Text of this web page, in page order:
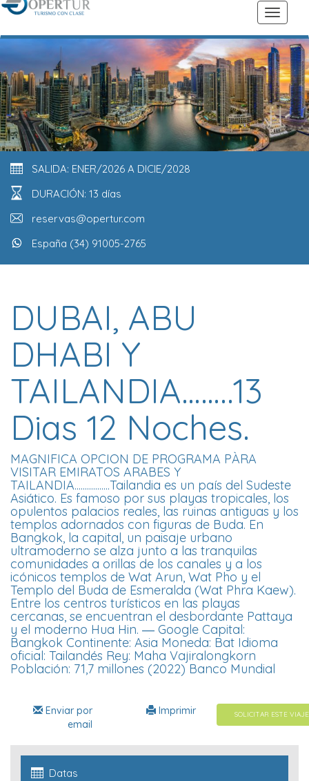
SALIDA: ENER/2026 A DICIE/2028
DURACIÓN: 13 días
reservas@opertur.com
España (34) 91005-2765
DUBAI, ABU
DHABI Y
TAILANDIA……..13
Dias 12 Noches.
MAGNIFICA OPCION DE PROGRAMA PÀRA
VISITAR EMIRATOS ARABES Y
TAILANDIA.................Tailandia es un país del Sudeste
Asiático. Es famoso por sus playas tropicales, los
opulentos palacios reales, las ruinas antiguas y los
templos adornados con figuras de Buda. En
Bangkok, la capital, un paisaje urbano
ultramoderno se alza junto a las tranquilas
comunidades a orillas de los canales y a los
icónicos templos de Wat Arun, Wat Pho y el
Templo del Buda de Esmeralda (Wat Phra Kaew).
Entre los centros turísticos en las playas
cercanas, se encuentran el desbordante Pattaya
y el moderno Hua Hin. ― Google Capital:
Bangkok Continente: Asia Moneda: Bat Idioma
oficial: Tailandés Rey: Maha Vajiralongkorn
Población: 71,7 millones (2022) Banco Mundial
SOLICITAR ESTE VIAJE
Imprimir
Enviar por
email
Datas